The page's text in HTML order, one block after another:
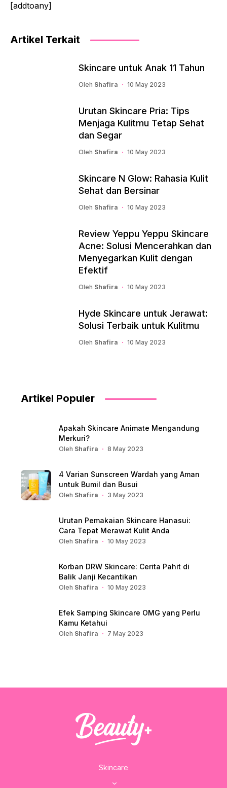
[addtoany]
Artikel Terkait
Skincare untuk Anak 11 Tahun
Oleh Shafira 10 May 2023
Urutan Skincare Pria: Tips
Menjaga Kulitmu Tetap Sehat
dan Segar
Oleh Shafira 10 May 2023
Skincare N Glow: Rahasia Kulit
Sehat dan Bersinar
Oleh Shafira 10 May 2023
Review Yeppu Yeppu Skincare
Acne: Solusi Mencerahkan dan
Menyegarkan Kulit dengan
Efektif
Oleh Shafira 10 May 2023
Hyde Skincare untuk Jerawat:
Solusi Terbaik untuk Kulitmu
Oleh Shafira 10 May 2023
Artikel Populer
Apakah Skincare Animate Mengandung
Merkuri?
Oleh Shafira 8 May 2023
4 Varian Sunscreen Wardah yang Aman
untuk Bumil dan Busui
Oleh Shafira 3 May 2023
Urutan Pemakaian Skincare Hanasui:
Cara Tepat Merawat Kulit Anda
Oleh Shafira 10 May 2023
Korban DRW Skincare: Cerita Pahit di
Balik Janji Kecantikan
Oleh Shafira 10 May 2023
Efek Samping Skincare OMG yang Perlu
Kamu Ketahui
Oleh Shafira 7 May 2023
Skincare